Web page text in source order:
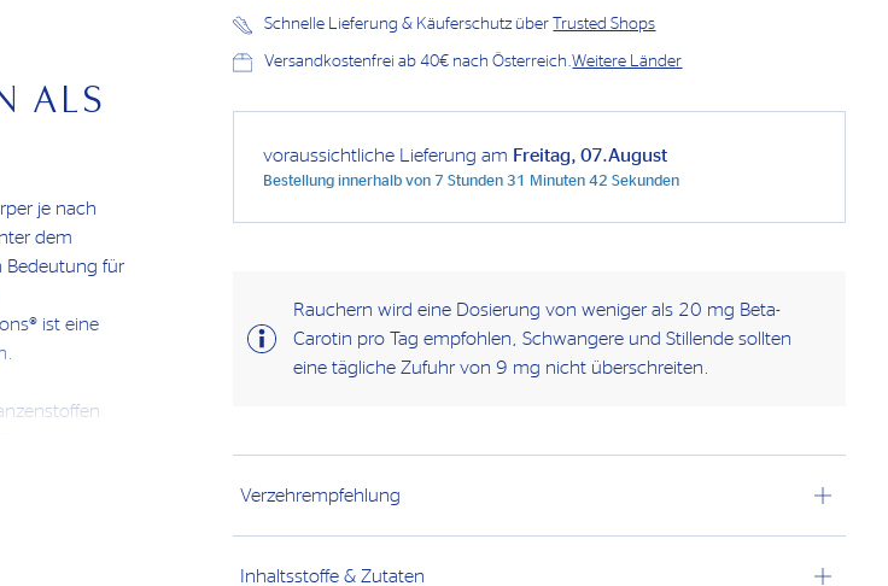
Schnelle Lieferung & Käuferschutz über Trusted Shops
Versandkostenfrei ab 40€ nach Österreich.Weitere Länder
voraussichtliche Lieferung am Freitag, 07.August
Bestellung innerhalb von 7 Stunden 31 Minuten 41 Sekunden
Rauchern wird eine Dosierung von weniger als 20 mg Beta-
Carotin pro Tag empfohlen, Schwangere und Stillende sollten
eine tägliche Zufuhr von 9 mg nicht überschreiten.
Verzehrempfehlung
Inhaltsstoffe & Zutaten
ALS
je nach
dem
Bedeutung für
ist eine
oder